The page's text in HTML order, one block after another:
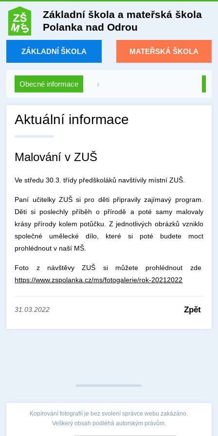
Základní škola a mateřská škola
Polanka nad Odrou
ZÁKLADNÍ ŠKOLA MATEŘSKÁ ŠKOLA
Obecné informace
Aktuální informace
Malování v ZUŠ
Ve středu 30.3. třídy předškoláků navštívily místní ZUŠ.
Paní učitelky ZUŠ si pro děti připravily zajímavý program.
Děti si poslechly příběh o přírodě a poté samy malovaly
krásy přírody kolem potůčku. Z jednotlivých obrázků vzniklo
společné umělecké dílo, které si poté budete moct
prohlédnout v naší MŠ.
Foto z návštěvy ZUŠ si můžete prohlédnout zde
https://www.zspolanka.cz/ms/fotogalerie/rok-20212022
31.03.2022 Zpět
Kopírování fotografií je bez svolení správce webu zakázáno.
Veškerý obsah podléhá autorským právům.